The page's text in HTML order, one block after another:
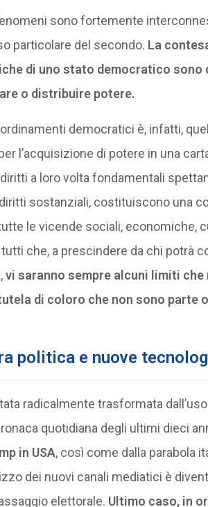
sono fortemente
particolare del secondo. La
di uno stato democratico sono
o distribuire potere.
democratici è, infatti,
l’acquisizione di potere in una
a loro volta fondamentali
sostanziali, costituiscono una
le vicende sociali, economiche,
che, a prescindere da chi potrà
vi saranno sempre alcuni limiti
di coloro che non sono parte
politica e nuove
radicalmente trasformata
quotidiana degli ultimi dieci
in USA, così come dalla parabola
dei nuovi canali mediatici è
elettorale. Ultimo caso, in